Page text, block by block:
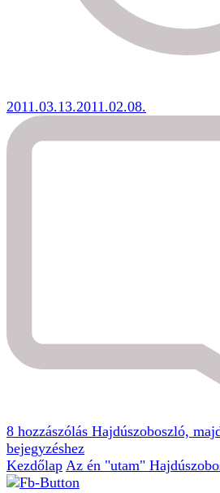
2011.03.13.2011.02.08.
8 hozzászólás Hajdúszoboszló,
bejegyzéshez
Kezdőlap Az én "utam"